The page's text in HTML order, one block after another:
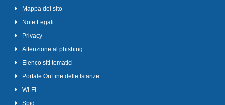
Mappa del sito
Note Legali
Privacy
Attenzione al phishing
Elenco siti tematici
Portale OnLine delle Istanze
Wi-Fi